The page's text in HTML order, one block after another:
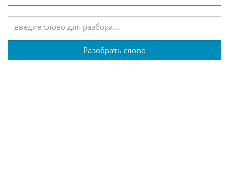
Разобрать слово